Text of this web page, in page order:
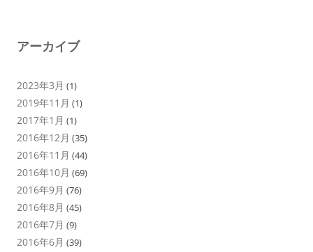
アーカイブ
2023年3月 (1)
2019年11月 (1)
2017年1月 (1)
2016年12月 (35)
2016年11月 (44)
2016年10月 (69)
2016年9月 (76)
2016年8月 (45)
2016年7月 (9)
2016年6月 (39)